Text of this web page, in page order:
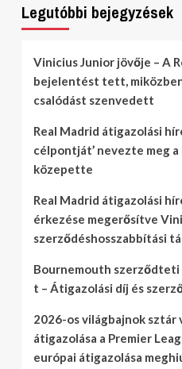
Legutóbbi bejegyzések
Vinicius Junior jövője – A
bejelentést tett,
csalódást szenvedett
Real Madrid átigazolási
célpontját’ nevezte meg
közepette
Real Madrid átigazolási
érkezése megerősítve
szerződéshosszabbítási
Bournemouth szerződteti
t – Átigazolási díj és
2026-os világbajnok
átigazolása a Premier
európai átigazolása